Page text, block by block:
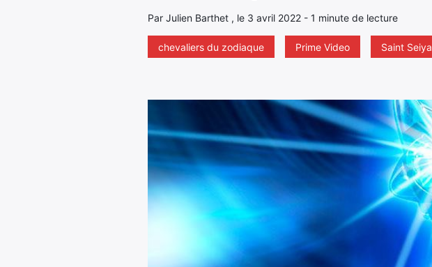
Par Julien Barthet , le 3 avril 2022 - 1 minute de lecture
chevaliers du zodiaque Prime Video Saint Seiya